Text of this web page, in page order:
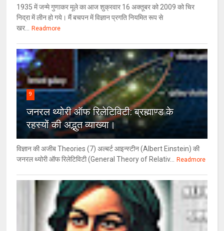
1935 में जन्मे गुणाकर मूले का आज शुक्रवार 16 अक्तूबर को 2009 को चिर
निद्रा में लीन हो गये। मैं बचपन में विज्ञान प्रगति नियमित रूप से
खर... Readmore
9
जनरल थ्‍योरी ऑफ रिलेटिविटी: ब्रह्माण्‍ड के
रहस्‍यों की अद्भुत व्‍याख्‍या।
विज्ञान की अजीब Theories (7) अल्‍बर्ट आइन्स्टीन (Albert Einstein) की
जनरल थ्योरी ऑफ रिलेटिविटी (General Theory of Relativ... Readmore